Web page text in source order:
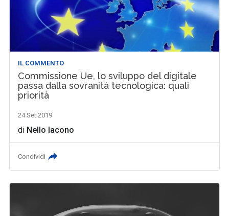
IL COMMENTO
Commissione Ue, lo sviluppo del digitale
passa dalla sovranità tecnologica: quali
priorità
24 Set 2019
di Nello Iacono
Condividi